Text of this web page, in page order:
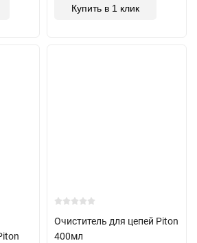
Купить в 1 клик
Очиститель для цепей Piton
400мл